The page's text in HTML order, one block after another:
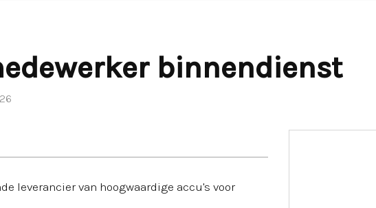
binnendienst
leverancier van hoogwaardige accu's voor